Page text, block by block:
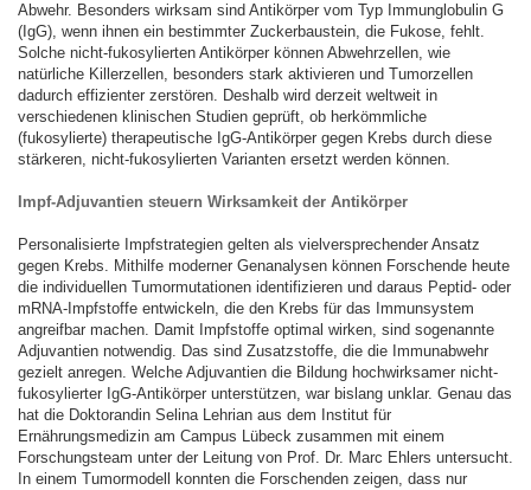
Abwehr. Besonders wirksam sind Antikörper vom Typ Immunglobulin G
(IgG), wenn ihnen ein bestimmter Zuckerbaustein, die Fukose, fehlt.
Solche nicht-fukosylierten Antikörper können Abwehrzellen, wie
natürliche Killerzellen, besonders stark aktivieren und Tumorzellen
dadurch effizienter zerstören. Deshalb wird derzeit weltweit in
verschiedenen klinischen Studien geprüft, ob herkömmliche
(fukosylierte) therapeutische IgG-Antikörper gegen Krebs durch diese
stärkeren, nicht-fukosylierten Varianten ersetzt werden können.
Impf-Adjuvantien steuern Wirksamkeit der Antikörper
Personalisierte Impfstrategien gelten als vielversprechender Ansatz
gegen Krebs. Mithilfe moderner Genanalysen können Forschende heute
die individuellen Tumormutationen identifizieren und daraus Peptid- oder
mRNA-Impfstoffe entwickeln, die den Krebs für das Immunsystem
angreifbar machen. Damit Impfstoffe optimal wirken, sind sogenannte
Adjuvantien notwendig. Das sind Zusatzstoffe, die die Immunabwehr
gezielt anregen. Welche Adjuvantien die Bildung hochwirksamer nicht-
fukosylierter IgG-Antikörper unterstützen, war bislang unklar. Genau das
hat die Doktorandin Selina Lehrian aus dem Institut für
Ernährungsmedizin am Campus Lübeck zusammen mit einem
Forschungsteam unter der Leitung von Prof. Dr. Marc Ehlers untersucht.
In einem Tumormodell konnten die Forschenden zeigen, dass nur